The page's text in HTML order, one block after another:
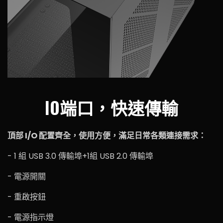
IO端口，快速傳輸
頂部 I/O 配置齊全，使用方便，滿足日常各類連接需求：
- 1 組 USB 3.0 傳輸埠+1組 USB 2.0 傳輸埠
- 電源開關
- 重啟按鈕
- 電源指示燈